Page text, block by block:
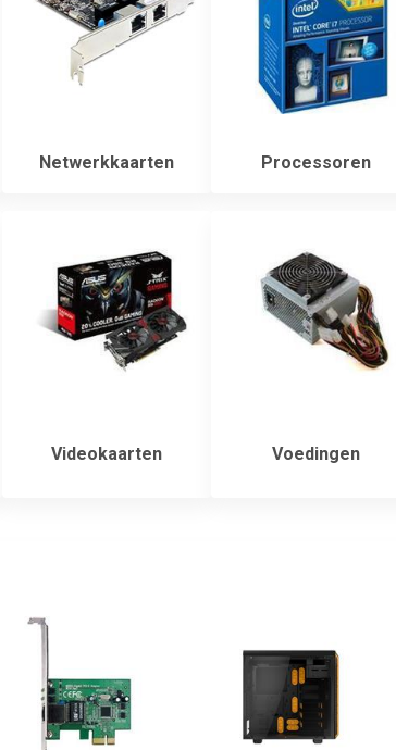
Netwerkkaarten Processoren
Videokaarten Voedingen